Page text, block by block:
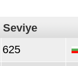
Seviye
625